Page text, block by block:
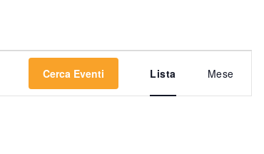
Cerca Eventi
Viste
Navigazione
Lista Mese